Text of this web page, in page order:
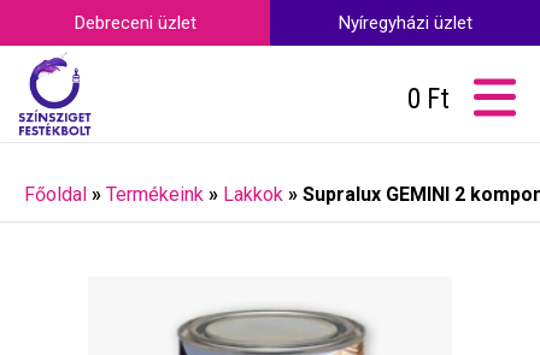
Debreceni üzlet Nyíregyházi üzlet
0 Ft
Főoldal » Termékeink » Lakkok » Supralux GEMINI 2